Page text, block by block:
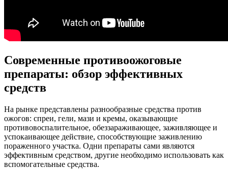
Современные противоожоговые
препараты: обзор эффективных
средств
На рынке представлены разнообразные средства против
ожогов: спреи, гели, мази и кремы, оказывающие
противовоспалительное, обеззараживающее, заживляющее и
успокаивающее действие, способствующие заживлению
пораженного участка. Одни препараты сами являются
эффективным средством, другие необходимо использовать как
вспомогательные средства.